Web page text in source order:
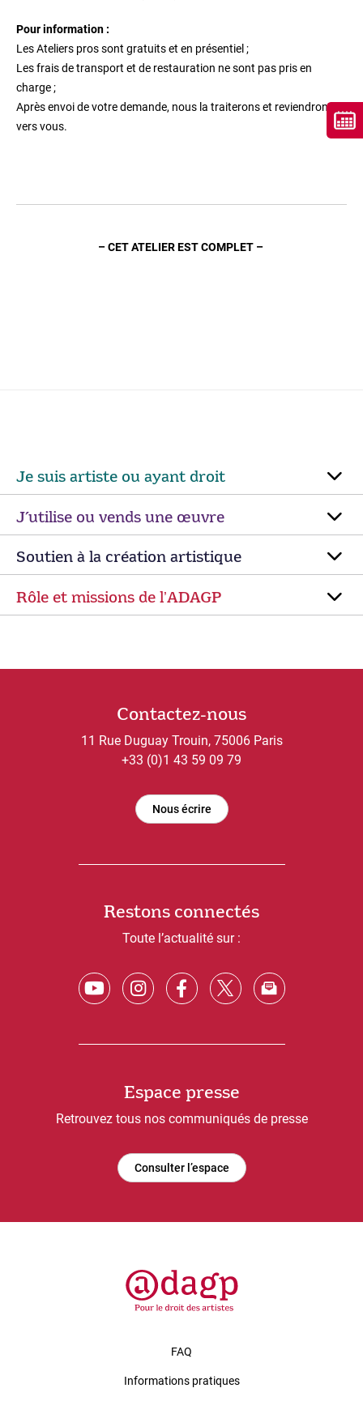
Pour information :
Les Ateliers pros sont gratuits et en présentiel ;
Les frais de transport et de restauration ne sont pas pris en
charge ;
Après envoi de votre demande, nous la traiterons et reviendrons
vers vous.
– CET ATELIER EST COMPLET –
Je suis artiste ou ayant droit
J’utilise ou vends une œuvre
Soutien à la création artistique
Rôle et missions de lʼADAGP
Contactez-nous
11 Rue Duguay Trouin, 75006 Paris
+33 (0)1 43 59 09 79
Nous écrire
Restons connectés
Toute l’actualité sur :
Espace presse
Retrouvez tous nos communiqués de presse
Consulter l’espace
FAQ
Informations pratiques